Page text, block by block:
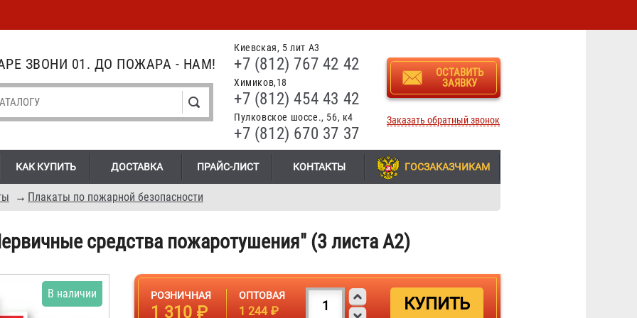
Киевская, 5 лит А3
+7 (812) 767 42 42
Химиков,18
+7 (812) 454 43 42
Пулковское шоссе., 56, к4
+7 (812) 670 37 37
ОСТАВИТЬ
ЗАЯВКУ
Заказать обратный звонок
ЗВОНИ 01. ДО ПОЖАРА - НАМ!
КАК КУПИТЬ ДОСТАВКА ПРАЙС-ЛИСТ КОНТАКТЫ ГОСЗАКАЗЧИКАМ
→ Плакаты по пожарной безопасности
средства пожаротушения" (3 листа А2)
В наличии РОЗНИЧНАЯ
1 310 ₽
ОПТОВАЯ
1 244 ₽